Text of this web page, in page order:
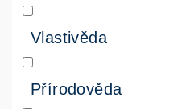
Vlastivěda
Přírodověda